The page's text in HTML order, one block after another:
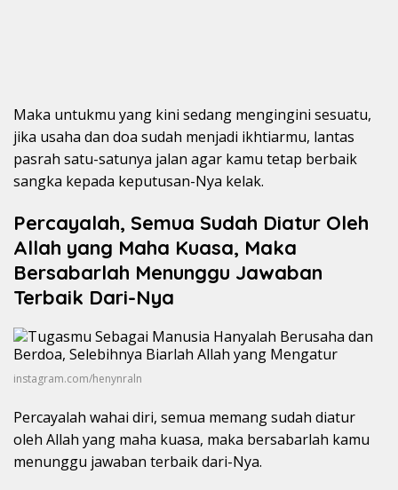
Maka untukmu yang kini sedang mengingini sesuatu,
jika usaha dan doa sudah menjadi ikhtiarmu, lantas
pasrah satu-satunya jalan agar kamu tetap berbaik
sangka kepada keputusan-Nya kelak.
Percayalah, Semua Sudah Diatur Oleh
Allah yang Maha Kuasa, Maka
Bersabarlah Menunggu Jawaban
Terbaik Dari-Nya
instagram.com/henynraln
Percayalah wahai diri, semua memang sudah diatur
oleh Allah yang maha kuasa, maka bersabarlah kamu
menunggu jawaban terbaik dari-Nya.